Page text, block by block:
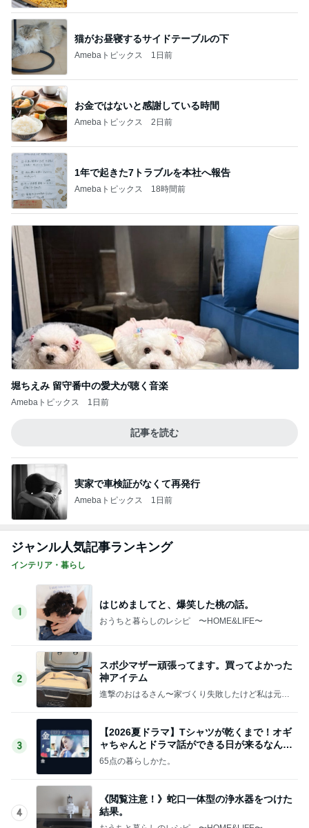
猫がお昼寝するサイドテーブルの下
Amebaトピックス 1日前
お金ではないと感謝している時間
Amebaトピックス 2日前
1年で起きた7トラブルを本社へ報告
Amebaトピックス 18時間前
堀ちえみ 留守番中の愛犬が聴く音楽
Amebaトピックス 1日前
記事を読む
実家で車検証がなくて再発行
Amebaトピックス 1日前
ジャンル人気記事ランキング
インテリア・暮らし
1
はじめましてと、爆笑した桃の話。
おうちと暮らしのレシピ 〜HOME&LIFE〜
2
スポ少マザー頑張ってます。買ってよかった
神アイテム
進撃のおはるさん〜家づくり失敗したけど私は元気
3
【2026夏ドラマ】Tシャツが乾くまで！オギ
ャちゃんとドラマ話ができる日が来るなん
て！
65点の暮らしかた。
4
《閲覧注意！》蛇口一体型の浄水器をつけた
結果。